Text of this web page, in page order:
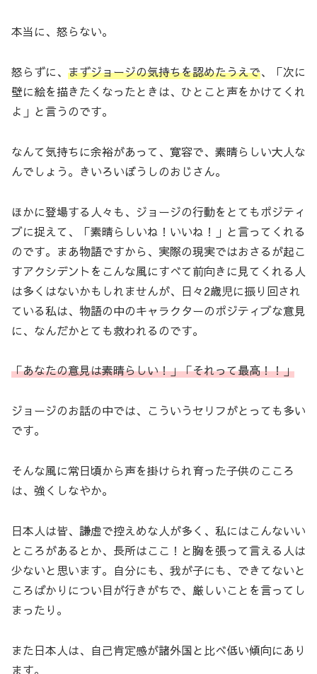
本当に、怒らない。
怒らずに、 まずジョージの気持ちを認めたうえで、「次に
壁に絵を描きたくなったときは、ひとこと声をかけてくれ
よ」と言うのです。
なんて気持ちに余裕があって、寛容で、素晴らしい大人な
んでしょう。きいろいぼうしのおじさん。
ほかに登場する人々も、ジョージの行動をとてもポジティ
ブに捉えて、「素晴らしいね！いいね！」と言ってくれる
のです。まあ物語ですから、実際の現実ではおさるが起こ
すアクシデントをこんな風にすべて前向きに見てくれる人
は多くはないかもしれませんが、日々2歳児に振り回され
ている私は、物語の中のキャラクターのポジティブな意見
に、なんだかとても救われるのです。
「あなたの意見は素晴らしい！」「それって最高！！」
ジョージのお話の中では、こういうセリフがとっても多い
です。
そんな風に常日頃から声を掛けられ育った子供のこころ
は、強くしなやか。
日本人は皆、謙虚で控えめな人が多く、私にはこんないい
ところがあるとか、長所はここ！と胸を張って言える人は
少ないと思います。自分にも、我が子にも、できてないと
ころばかりについ目が行きがちで、厳しいことを言ってし
まったり。
また日本人は、自己肯定感が諸外国と比べ低い傾向にあり
ます。